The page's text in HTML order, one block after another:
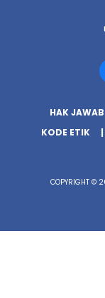
HAK JAWAB
KODE ETIK
COPYRIGHT ©